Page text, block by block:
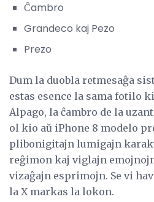
Ĉambro
Grandeco kaj Pezo
Prezo
Dum la duobla retmesaĝa
estas esence la sama fotilo
Alpago, la ĉambro de la
ol kio aŭ iPhone 8 modelo
plibonigitajn lumigajn
reĝimon kaj viglajn
vizaĝajn esprimojn. Se vi
la X markas la lokon.